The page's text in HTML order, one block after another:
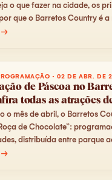
o que fazer na cidade, os
que o Barretos Country é
→
·02 DE ABR. DE
de Páscoa no
todas as atrações
o mês de abril, o Barretos
de Chocolate”:
distribuída entre parque
resort. Veja tudo.
→